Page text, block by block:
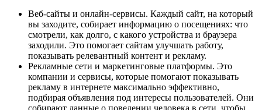
Веб-сайты и онлайн-сервисы. Каждый сайт, на который
вы заходите, собирает информацию о посещениях: что
смотрели, как долго, с какого устройства и браузера
заходили. Это помогает сайтам улучшать работу,
показывать релевантный контент и рекламу.
Рекламные сети и маркетинговые платформы. Это
компании и сервисы, которые помогают показывать
рекламу в интернете максимально эффективно,
подбирая объявления под интересы пользователей. Они
собирают данные о поведении человека в сети, чтобы